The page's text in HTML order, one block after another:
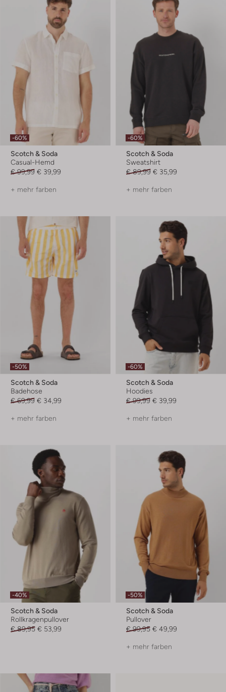
-60%
Scotch & Soda
Casual-Hemd
€ 99,99 € 39,99
+ mehr farben
-60%
Scotch & Soda
Sweatshirt
€ 89,99 € 35,99
+ mehr farben
-50%
Scotch & Soda
Badehose
€ 69,99 € 34,99
+ mehr farben
-60%
Scotch & Soda
Hoodies
€ 99,99 € 39,99
+ mehr farben
-40%
Scotch & Soda
Rollkragenpullover
€ 89,95 € 53,99
-50%
Scotch & Soda
Pullover
€ 99,95 € 49,99
+ mehr farben